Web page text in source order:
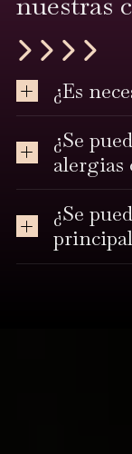
¿Es
¿Se
alergias
¿Se